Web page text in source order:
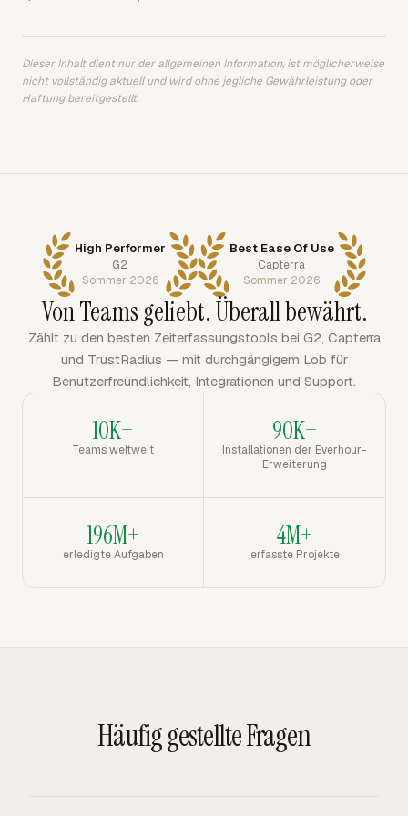
Dieser Inhalt dient nur der allgemeinen Information, ist möglicherweise
nicht vollständig aktuell und wird ohne jegliche Gewährleistung oder
Haftung bereitgestellt.
High Performer
G2
Sommer 2026
Best Ease Of Use
Capterra
Sommer 2026
Von Teams geliebt. Überall bewährt.
Zählt zu den besten Zeiterfassungstools bei G2, Capterra
und TrustRadius — mit durchgängigem Lob für
Benutzerfreundlichkeit, Integrationen und Support.
10K+
Teams weltweit
90K+
Installationen der Everhour-
Erweiterung
196M+
erledigte Aufgaben
4M+
erfasste Projekte
Häufig gestellte Fragen